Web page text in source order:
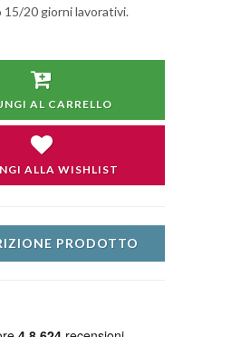
20 giorni lavorativi.
AL CARRELLO
ALLA WISHLIST
PRODOTTO